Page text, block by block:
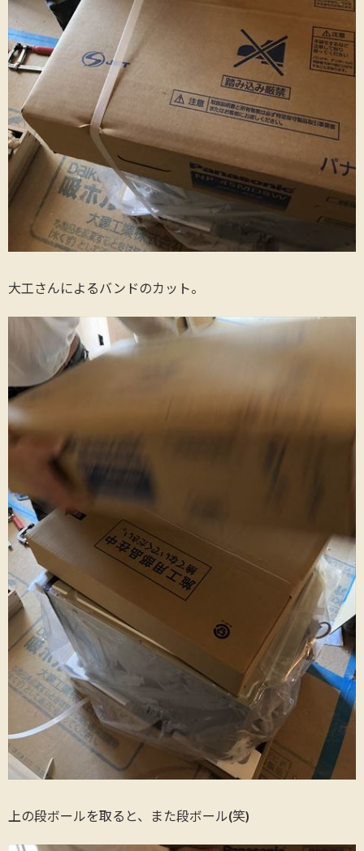
大工さんによるバンドのカット。
上の段ボールを取ると、また段ボール(笑)